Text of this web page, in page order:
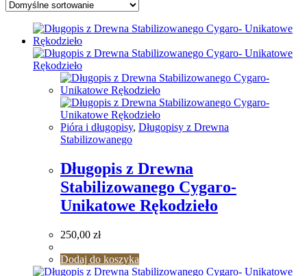
Pióra i długopisy, Długopisy z Drewna
Stabilizowanego
Długopis z Drewna
Stabilizowanego Cygaro-
Unikatowe Rękodzieło
250,00 zł
Dodaj do koszyka